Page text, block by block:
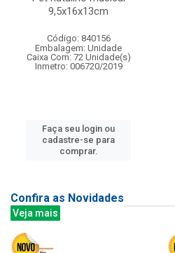
9,5x16x13cm
Código: 840156
Embalagem: Unidade
Caixa Com: 72 Unidade(s)
Inmetro: 006720/2019
Faça seu login ou
cadastre-se para
comprar.
Confira as Novidades
Veja mais